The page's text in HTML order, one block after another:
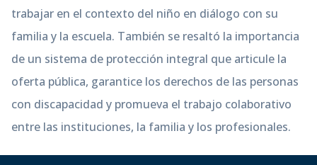
trabajar en el contexto del niño en diálogo con su
familia y la escuela. También se resaltó la importancia
de un sistema de protección integral que articule la
oferta pública, garantice los derechos de las personas
con discapacidad y promueva el trabajo colaborativo
entre las instituciones, la familia y los profesionales.